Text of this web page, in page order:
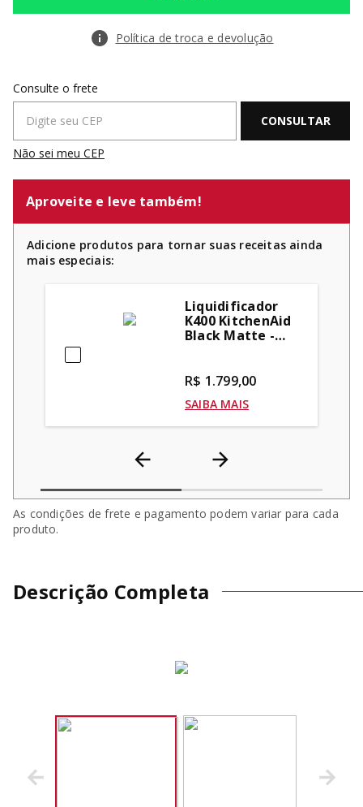
Política de troca e devolução
Não sei meu CEP
Aproveite e leve também!
Adicione produtos para tornar suas receitas ainda
mais especiais:
Liquidificador
K400 KitchenAid
Black Matte -
R$ 1.799,00
SAIBA MAIS
As condições de frete e pagamento podem variar para cada
produto.
Descrição Completa